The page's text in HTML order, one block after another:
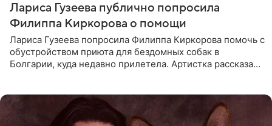
Лариса Гузеева публично попросила
Филиппа Киркорова о помощи
Лариса Гузеева попросила Филиппа Киркорова помочь с
обустройством приюта для бездомных собак в
Болгарии, куда недавно прилетела. Артистка рассказала